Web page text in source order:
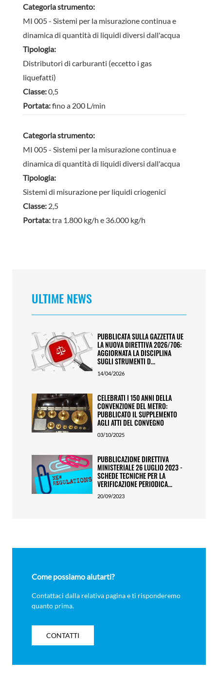
Categoria strumento:
MI 005 - Sistemi per la misurazione continua e
dinamica di quantità di liquidi diversi dall'acqua
Tipologia:
Distributori di carburanti (eccetto i gas
liquefatti)
Classe:0,5
Portata:fino a 200 L/min
Categoria strumento:
MI 005 - Sistemi per la misurazione continua e
dinamica di quantità di liquidi diversi dall'acqua
Tipologia:
Sistemi di misurazione per liquidi criogenici
Classe: 2,5
Portata:tra 1.800 kg/h e 36.000 kg/h
ULTIME NEWS
PUBBLICATA SULLA GAZZETTA UE
LA NUOVA DIRETTIVA 2026/706:
AGGIORNATA LA DISCIPLINA
SUGLI STRUMENTI D...
14/04/2026
CELEBRATI I 150 ANNI DELLA
CONVENZIONE DEL METRO:
PUBBLICATO IL SUPPLEMENTO
AGLI ATTI DEL CONVEGNO
03/10/2025
PUBBLICAZIONE DIRETTIVA
MINISTERIALE 26 LUGLIO 2023 -
SCHEDE TECNICHE PER LA
VERIFICAZIONE PERIODICA...
20/09/2023
Come possiamo aiutarti?
Contattaci dalla relativa pagina e ti risponderemo
quanto prima.
CONTATTI